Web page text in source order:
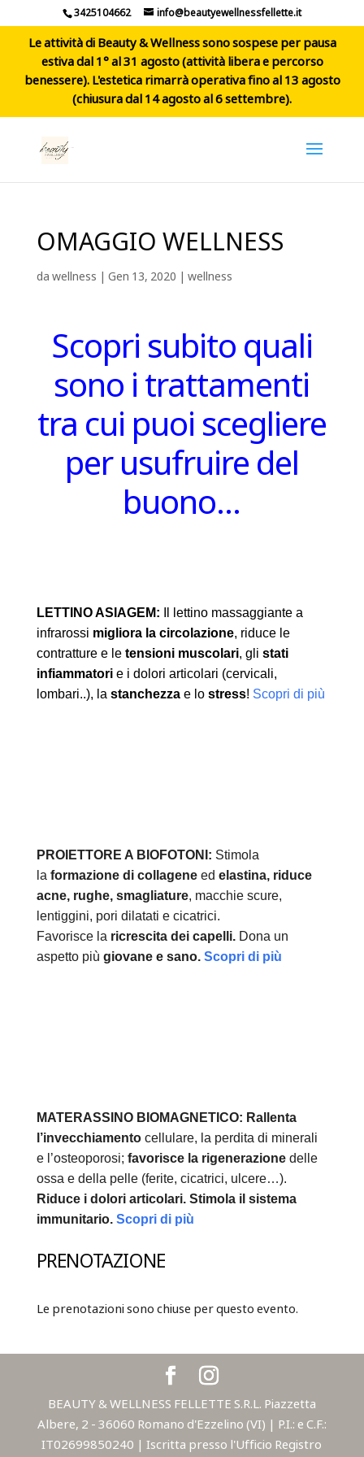
3425104662 info@beautyewellnessfellette.it
Le attività di Beauty & Wellness sono sospese per pausa
estiva dal 1° al 31 agosto (attività libera e percorso
benessere). L'estetica rimarrà operativa fino al 13 agosto
(chiusura dal 14 agosto al 6 settembre).
OMAGGIO WELLNESS
dawellness | Gen 13, 2020 | wellness
Scopri subito quali
sono i trattamenti
tra cui puoi scegliere
per usufruire del
buono…
LETTINO ASIAGEM:
Il lettino massaggiante a
infrarossi migliora la circolazione, riduce le
contratture e le tensioni muscolari, gli stati
infiammatori e i dolori articolari (cervicali,
lombari..), la stanchezzae lo stress! Scopri di più
PROIETTORE A BIOFOTONI: Stimola
la formazione di collagene ed elastina, riduce
acne, rughe, smagliature, macchie scure,
lentiggini, pori dilatati e cicatrici.
Favorisce la ricrescita dei capelli. Dona un
aspetto più giovane e sano. Scopri di più
MATERASSINO BIOMAGNETICO: Rallenta
l’invecchiamentocellulare, la perdita di minerali
e l’osteoporosi; favorisce la rigenerazionedelle
ossa e della pelle (ferite, cicatrici, ulcere…).
Riduce i dolori articolari. Stimola il sistema
immunitario. Scopri di più
PRENOTAZIONE
Le prenotazioni sono chiuse per questo evento.
BEAUTY & WELLNESS FELLETTE S.R.L. Piazzetta
Albere, 2 - 36060 Romano d'Ezzelino (VI) | P.I.: e C.F.:
IT02699850240 | Iscritta presso l'Ufficio Registro